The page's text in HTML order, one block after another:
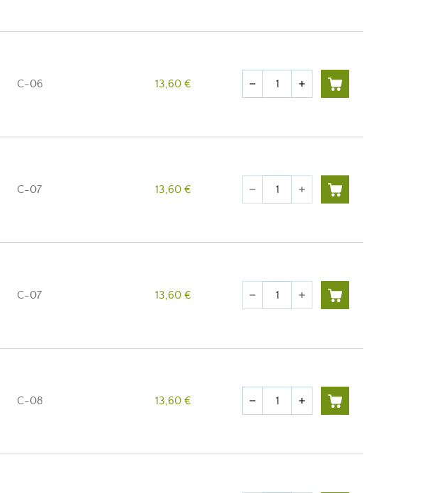
C-06 13,60 € Quantité
remove add
C-07 13,60 € Quantité
remove add
C-07 13,60 € Quantité
remove add
C-08 13,60 € Quantité
remove add